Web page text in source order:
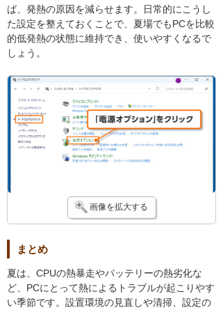
ば、発熱の原因を減らせます。日常的にこうし
た設定を整えておくことで、夏場でもPCを比較
的低発熱の状態に維持でき、使いやすくなるで
しょう。
画像を拡大する
まとめ
夏は、CPUの熱暴走やバッテリーの熱劣化な
ど、PCにとって熱によるトラブルが起こりやす
い季節です。設置環境の見直しや清掃、設定の